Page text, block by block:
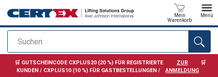
Suchen
Mein
Warenkorb
Menü
Anfragen
🛒 GUTSCHEINCODE CXPLUS20 (20 %) FÜR REGISTRIERTE
KUNDEN / CXPLUS10 (10 %) FÜR GASTBESTELLUNGEN /
ZUR
ANMELDUNG
🛒